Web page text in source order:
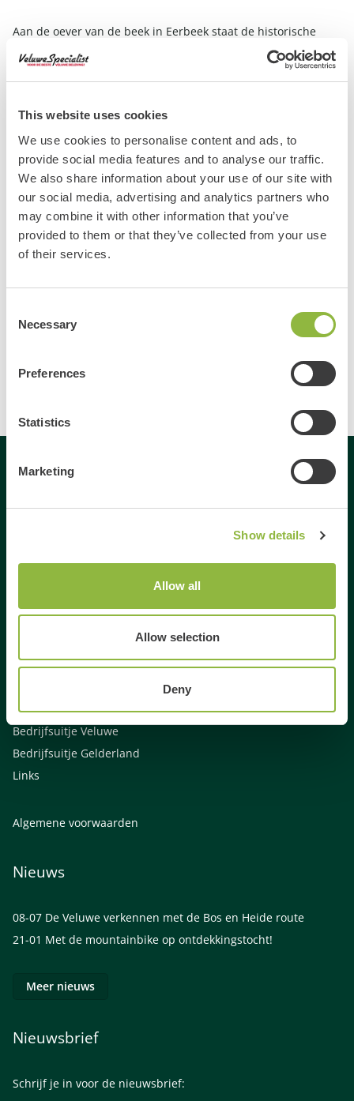
This website uses cookies
We use cookies to personalise content and ads, to
provide social media features and to analyse our traffic.
We also share information about your use of our site with
our social media, advertising and analytics partners who
may combine it with other information that you’ve
provided to them or that they’ve collected from your use
of their services.
Selection
Necessary
Preferences
Statistics
Marketing
Show details
Allow all
Allow selection
Deny
Aan de oever van de beek in Eerbeek staat de historische
oliemolen, een uniek stukje Veluws erfgoed. Hier ervaart u
krijgt u deskundige uitleg over dit bijzondere ambacht, dat in
2024 werd toegevoegd aan het immaterieel erfgoed van
Nederland. U ziet de imposante molenstenen in actie en
ontdekt de rijke geschiedenis van olieslaan op de Veluwe.
Combineer Veluws erfgoed met een
fietstocht in Eerbeek
De oliemolen is een perfecte tussenstop tijdens een fietstocht
fietsenbij de Veluwe Specialist en plan een mooie route langs
Weekendje weg Gelderland
Weekendje weg Veluwe
Familie uitjes Gelderland
Gezinsuitje Veluwe
Bedrijfsuitje Veluwe
Bedrijfsuitje Gelderland
Links
Algemene voorwaarden
Nieuws
08-07 De Veluwe verkennen met de Bos en Heide route
21-01 Met de mountainbike op ontdekkingstocht!
Meer nieuws
Nieuwsbrief
Schrijf je in voor de nieuwsbrief: